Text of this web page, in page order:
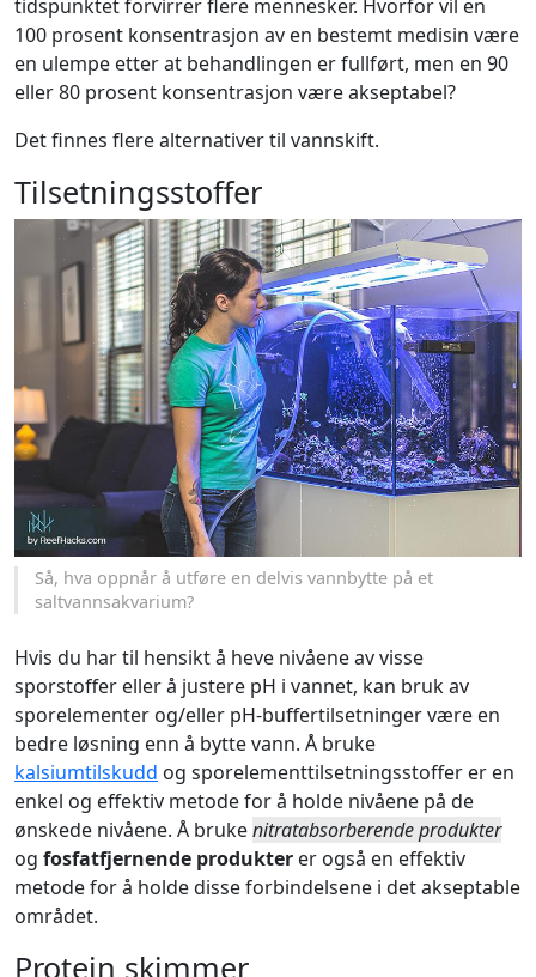
tidspunktet forvirrer flere mennesker. Hvorfor vil en
100 prosent konsentrasjon av en bestemt medisin være
en ulempe etter at behandlingen er fullført, men en 90
eller 80 prosent konsentrasjon være akseptabel?
Det finnes flere alternativer til vannskift.
Tilsetningsstoffer
Så, hva oppnår å utføre en delvis vannbytte på et
saltvannsakvarium?
Hvis du har til hensikt å heve nivåene av visse
sporstoffer eller å justere pH i vannet, kan bruk av
sporelementer og/eller pH-buffertilsetninger være en
bedre løsning enn å bytte vann. Å bruke
kalsiumtilskudd og sporelementtilsetningsstoffer er en
enkel og effektiv metode for å holde nivåene på de
ønskede nivåene. Å brukenitratabsorberende produkter
og fosfatfjernende produkter er også en effektiv
metode for å holde disse forbindelsene i det akseptable
området.
Protein skimmer